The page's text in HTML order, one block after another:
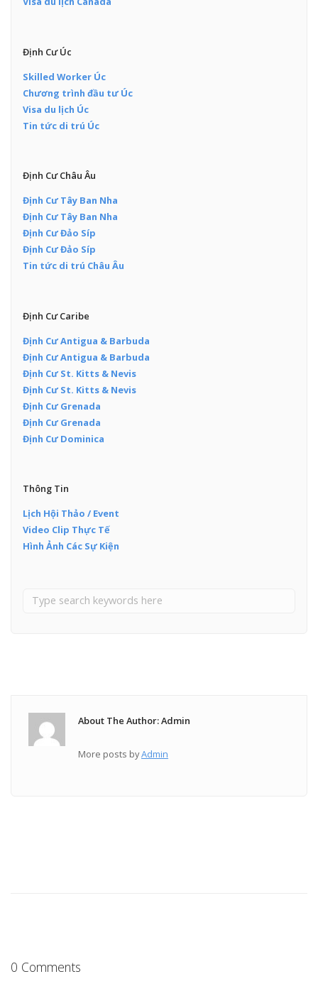
Định Cư Úc
Skilled Worker Úc
Chương trình đầu tư Úc
Visa du lịch Úc
Tin tức di trú Úc
Định Cư Châu Âu
Định Cư Tây Ban Nha
Định Cư Tây Ban Nha
Định Cư Đảo Síp
Định Cư Đảo Síp
Tin tức di trú Châu Âu
Định Cư Caribe
Định Cư Antigua & Barbuda
Định Cư Antigua & Barbuda
Định Cư St. Kitts & Nevis
Định Cư St. Kitts & Nevis
Định Cư Grenada
Định Cư Grenada
Định Cư Dominica
Thông Tin
Lịch Hội Thảo / Event
Video Clip Thực Tế
Hình Ảnh Các Sự Kiện
About The Author: Admin
More posts byAdmin
0 Comments